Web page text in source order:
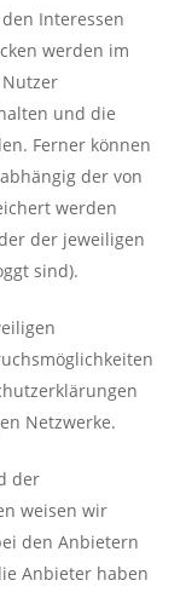
Interessen
werden im
und die
Ferner können
der von
werden
der jeweiligen
sind).
Netzwerke.
der
weisen wir
den Anbietern
Anbieter haben